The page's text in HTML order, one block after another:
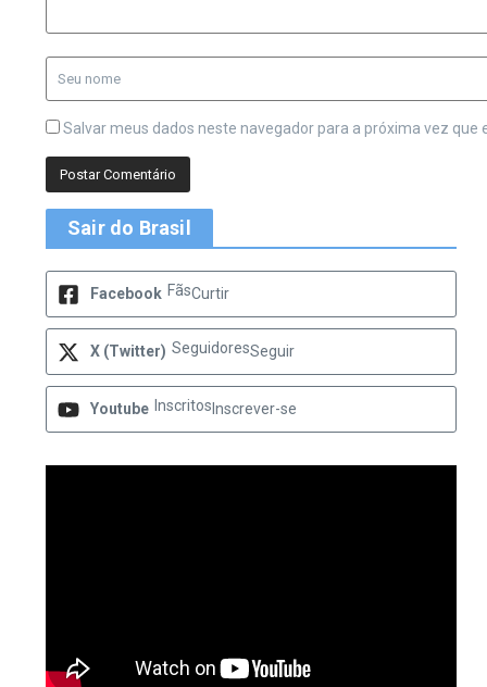
Salvar meus dados neste navegador para a próxima vez que
Sair do Brasil
Facebook FãsCurtir
X (Twitter) SeguidoresSeguir
Youtube Inscritos Inscrever-se